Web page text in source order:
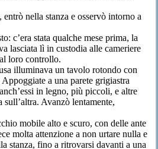
nella stanza e osservò intorno a
c’era stata qualche mese prima, la
lasciata lì in custodia alle cameriere
loro controllo.
illuminava un tavolo rotondo con
a una parete grigiastra
in legno, più piccoli, e altre
sull’altra. Avanzò lentamente,
mobile alto e scuro, con delle ante
molta attenzione a non urtare nulla e
stanza, fino a ritrovarsi davanti a una